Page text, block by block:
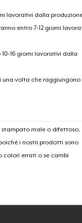
lavorativi dalla
entro 7-12 giorni
16 giorni lavorativi dalla
una volta che raggiungono
male o difettoso,
i nostri prodotti sono
colori errati o se cambi
| Classic